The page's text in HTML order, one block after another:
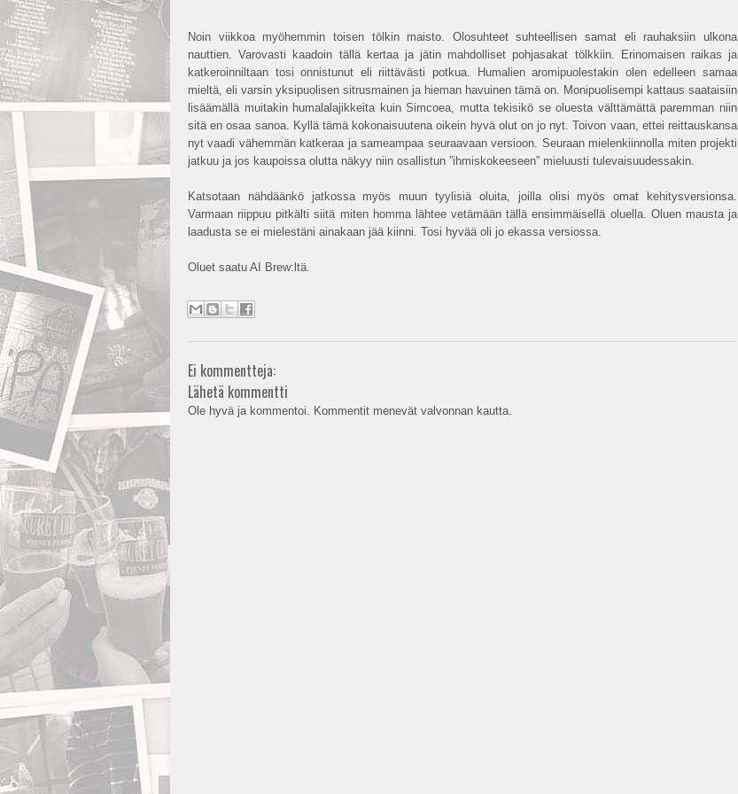
Noin viikkoa myöhemmin toisen tölkin maisto. Olosuhteet suhteellisen samat eli rauhaksiin ulkona
nauttien. Varovasti kaadoin tällä kertaa ja jätin mahdolliset pohjasakat tölkkiin. Erinomaisen raikas ja
katkeroinniltaan tosi onnistunut eli riittävästi potkua. Humalien aromipuolestakin olen edelleen samaa
mieltä, eli varsin yksipuolisen sitrusmainen ja hieman havuinen tämä on. Monipuolisempi kattaus saataisiin
lisäämällä muitakin humalalajikkeita kuin Simcoea, mutta tekisikö se oluesta välttämättä paremman niin
sitä en osaa sanoa. Kyllä tämä kokonaisuutena oikein hyvä olut on jo nyt. Toivon vaan, ettei reittauskansa
nyt vaadi vähemmän katkeraa ja sameampaa seuraavaan versioon. Seuraan mielenkiinnolla miten projekti
jatkuu ja jos kaupoissa olutta näkyy niin osallistun ”ihmiskokeeseen” mieluusti tulevaisuudessakin.
Katsotaan nähdäänkö jatkossa myös muun tyylisiä oluita, joilla olisi myös omat kehitysversionsa.
Varmaan riippuu pitkälti siitä miten homma lähtee vetämään tällä ensimmäisellä oluella. Oluen mausta ja
laadusta se ei mielestäni ainakaan jää kiinni. Tosi hyvää oli jo ekassa versiossa.
Oluet saatu AI Brew:ltä.
Ei kommentteja:
Lähetä kommentti
Ole hyvä ja kommentoi. Kommentit menevät valvonnan kautta.